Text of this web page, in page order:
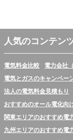
人気のコンテン
電気料金比較
電力会社
電気とガスのキャンペー
法人の電気料金見積もり
おすすめのオール電化向
関東エリアのおすすめ電
九州エリアのおすすめ電